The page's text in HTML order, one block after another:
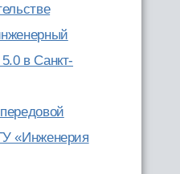
в Санкт-
«Инженерия